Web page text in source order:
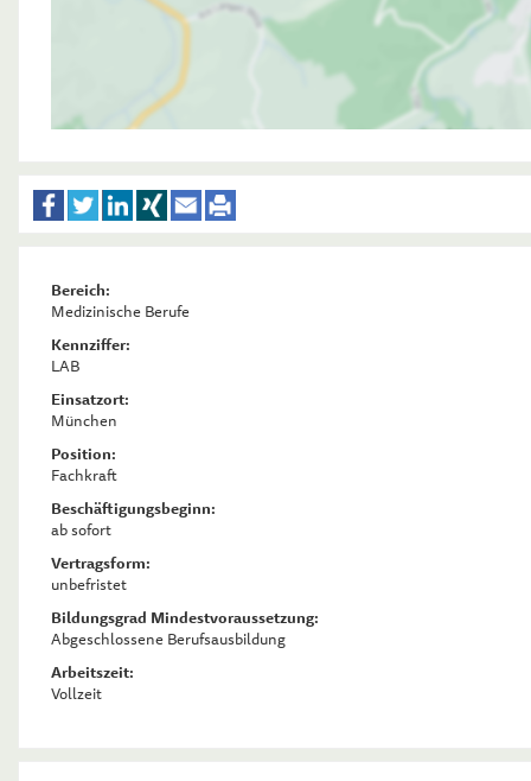
Bereich:
Medizinische Berufe
Kennziffer:
LAB
Einsatzort:
München
Position:
Fachkraft
Beschäftigungsbeginn:
ab sofort
Vertragsform:
unbefristet
Bildungsgrad Mindestvoraussetzung:
Abgeschlossene Berufsausbildung
Arbeitszeit:
Vollzeit